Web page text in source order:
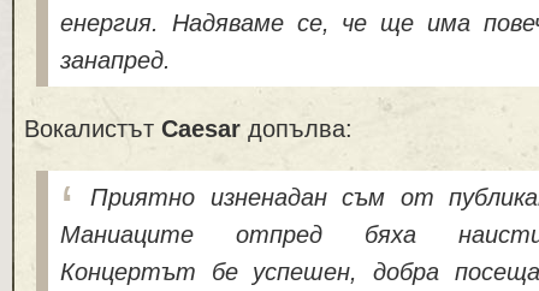
енергия. Надяваме се, че ще има
занапред.
Вокалистът Caesar допълва:
Приятно изненадан съм от
Маниаците отпред бяха
Концертът бе успешен, добра